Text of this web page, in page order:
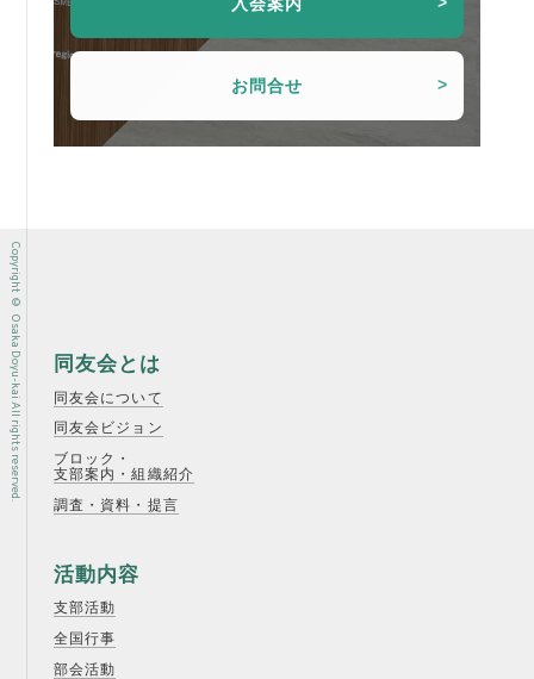
お問合せ
同友会とは
同友会について
同友会ビジョン
ブロック・
支部案内・組織紹介
調査・資料・提言
活動内容
支部活動
全国行事
部会活動
Copyright © Osaka Doyu-kai All rights reserved.